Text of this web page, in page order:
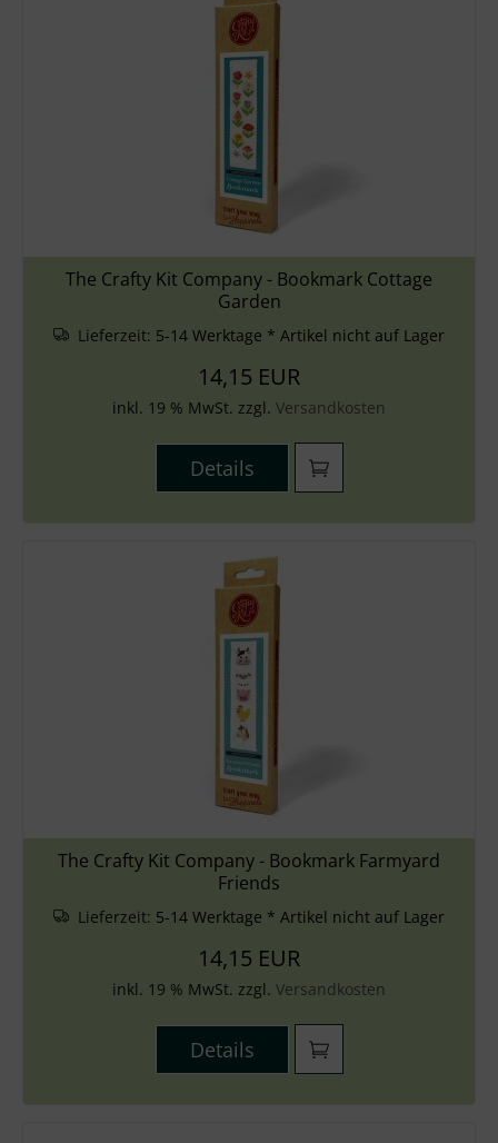
The Crafty Kit Company - Bookmark Cottage
Garden
Lieferzeit: 5-14 Werktage * Artikel nicht auf Lager
14,15 EUR
inkl. 19 % MwSt. zzgl. Versandkosten
Details
The Crafty Kit Company - Bookmark Farmyard
Friends
Lieferzeit: 5-14 Werktage * Artikel nicht auf Lager
14,15 EUR
inkl. 19 % MwSt. zzgl. Versandkosten
Details